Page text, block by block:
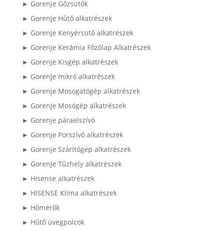
► Gorenje Gőzsütők
► Gorenje Hűtő alkatrészek
► Gorenje Kenyérsütő alkatrészek
► Gorenje Kerámia Főzőlap Alkatrészek
► Gorenje Kisgép alkatrészek
► Gorenje mikró alkatrészek
► Gorenje Mosogatógép alkatrészek
► Gorenje Mosógép alkatrészek
► Gorenje páraelszívó
► Gorenje Porszívó alkatrészek
► Gorenje Szárítógép alkatrészek
► Gorenje Tűzhely alkatrészek
► Hisense alkatrészek
► HISENSE Klíma alkatrészek
► Hőmérők
► Hűtő üvegpolcok